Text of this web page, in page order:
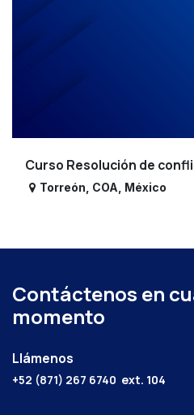
Curso Resolución de
Torreón COA México
Contáctenos en
momento
Llámenos
+52 (871) 267 6740 ext. 104